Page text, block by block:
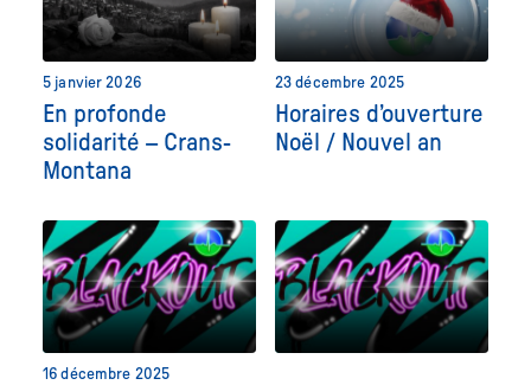
5 janvier 2026
En profonde
solidarité – Crans-
Montana
23 décembre 2025
Horaires d’ouverture
Noël / Nouvel an
16 décembre 2025